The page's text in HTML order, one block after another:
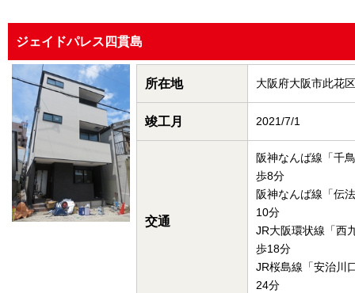
ジェイドパレス四貫島
所在地 大阪府大阪市此花
竣工月 2021/7/1
交通
阪神なんば線「千
歩8分
阪神なんば線「伝
10分
JR大阪環状線「西
歩18分
JR桜島線「安治川
24分